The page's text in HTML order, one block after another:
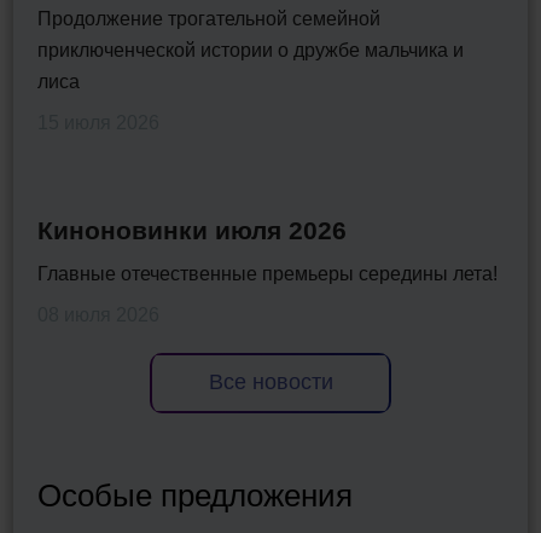
Продолжение трогательной семейной
приключенческой истории о дружбе мальчика и
лиса
Киноновинки июля 2026
Главные отечественные премьеры середины лета!
Все новости
Особые предложения